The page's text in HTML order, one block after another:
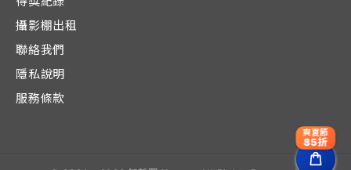
攝影棚出租
聯絡我們
隱私說明
服務條款
爽夏節
85折